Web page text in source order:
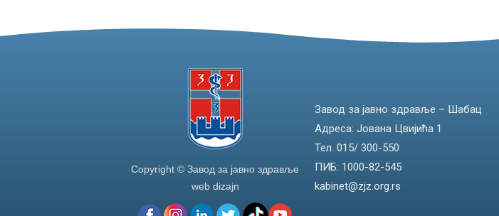
Copyright © Завод за јавно здравље
web dizajn
Завод за јавно здравље – Шабац
Адреса: Јована Цвијића 1
Тел. 015/ 300-550
ПИБ: 1000-82-545
kabinet@zjz.org.rs